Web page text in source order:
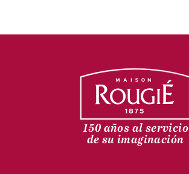
150 años al servicio
de su imaginación